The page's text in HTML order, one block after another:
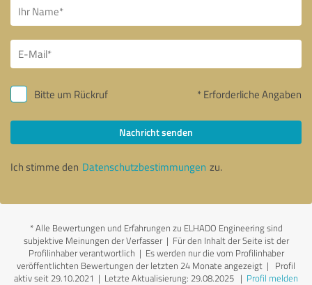
Bitte um Rückruf * Erforderliche Angaben
Nachricht senden
Ich stimme den Datenschutzbestimmungen zu.
*Alle Bewertungen und Erfahrungen zu ELHADO Engineering sind
subjektive Meinungen der Verfasser | Für den Inhalt der Seite ist der
Profilinhaber verantwortlich | Es werden nur die vom Profilinhaber
veröffentlichten Bewertungen der letzten 24 Monate angezeigt | Profil
aktiv seit 29.10.2021 | Letzte Aktualisierung: 29.08.2025 | Profil melden